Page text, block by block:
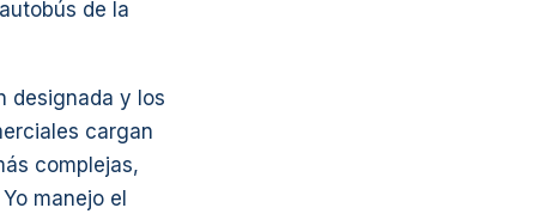
de la
designada y los
cargan
complejas,
manejo el